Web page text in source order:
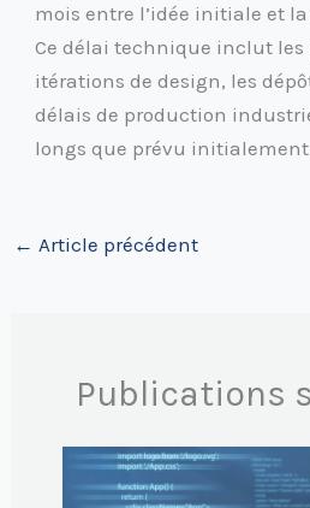
mois entre l’idée initiale et
Ce délai technique inclut les
itérations de design, les
délais de production
longs que prévu
← Article précédent
Publications